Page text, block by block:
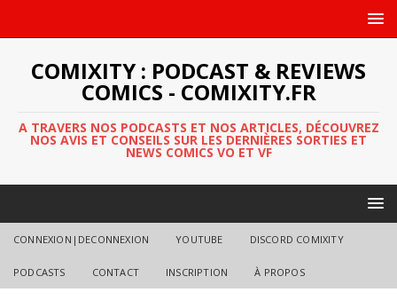
COMIXITY : PODCAST & REVIEWS
COMICS - COMIXITY.FR
A TRAVERS NOS PODCASTS ET NOS ARTICLES, DÉCOUVREZ
NOS AVIS ET CONSEILS SUR LES DERNIÈRES SORTIES ET
NEWS COMICS VO ET VF
CONNEXION|DECONNEXION YOUTUBE DISCORD COMIXITY
PODCASTS CONTACT INSCRIPTION À PROPOS